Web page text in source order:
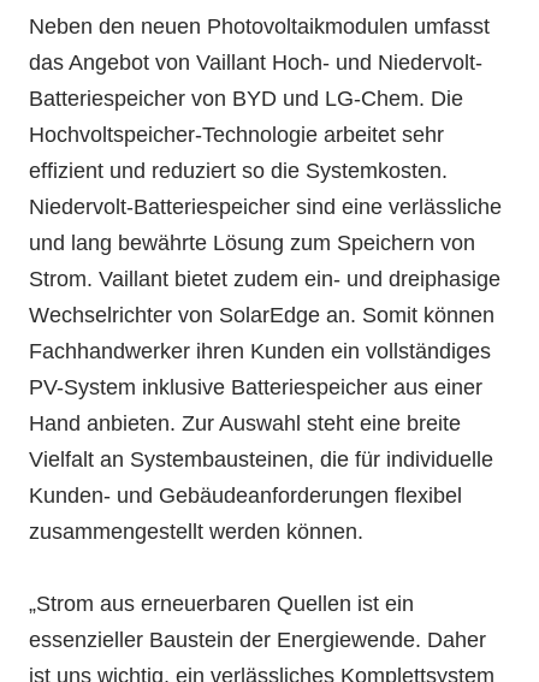
Neben den neuen Photovoltaikmodulen umfasst
das Angebot von Vaillant Hoch- und Niedervolt-
Batteriespeicher von BYD und LG-Chem. Die
Hochvoltspeicher-Technologie arbeitet sehr
effizient und reduziert so die Systemkosten.
Niedervolt-Batteriespeicher sind eine verlässliche
und lang bewährte Lösung zum Speichern von
Strom. Vaillant bietet zudem ein- und dreiphasige
Wechselrichter von SolarEdge an. Somit können
Fachhandwerker ihren Kunden ein vollständiges
PV-System inklusive Batteriespeicher aus einer
Hand anbieten. Zur Auswahl steht eine breite
Vielfalt an Systembausteinen, die für individuelle
Kunden- und Gebäudeanforderungen flexibel
zusammengestellt werden können.
„Strom aus erneuerbaren Quellen ist ein
essenzieller Baustein der Energiewende. Daher
ist uns wichtig, ein verlässliches Komplettsystem